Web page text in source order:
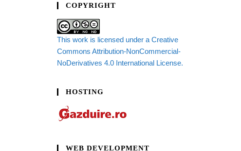
COPYRIGHT
This work is licensed under a Creative
Commons Attribution-NonCommercial-
NoDerivatives 4.0 International License.
HOSTING
WEB DEVELOPMENT